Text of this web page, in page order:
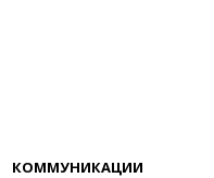
КОММУНИКАЦИИ